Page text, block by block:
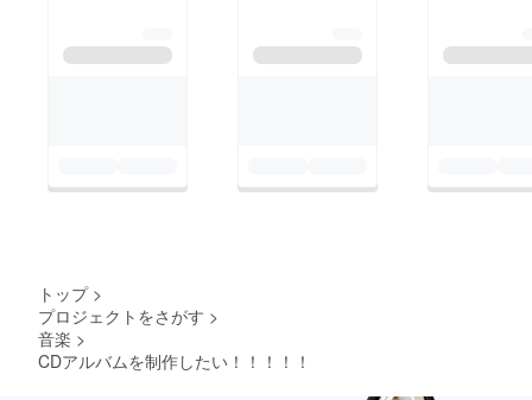
トップ >
プロジェクトをさがす >
音楽 >
CDアルバムを制作したい！！！！！